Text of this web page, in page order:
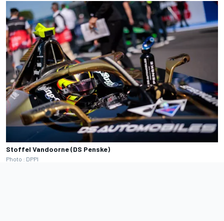
Stoffel Vandoorne (DS Penske)
Photo : DPPI